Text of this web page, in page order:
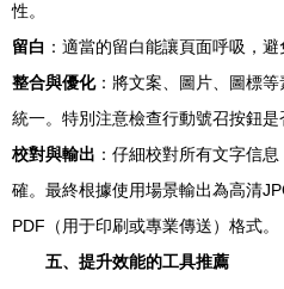
性。
留白 ：適當的留白能讓頁面呼吸，
整合與優化：將文案、圖片、圖標
統一。特別注意檢查行動號召按鈕是
校對與輸出 ：仔細校對所有文字信
確。最終根據使用場景輸出為高清
PDF（用于印刷或專業傳送）格式。
五、提升效能的工具推薦